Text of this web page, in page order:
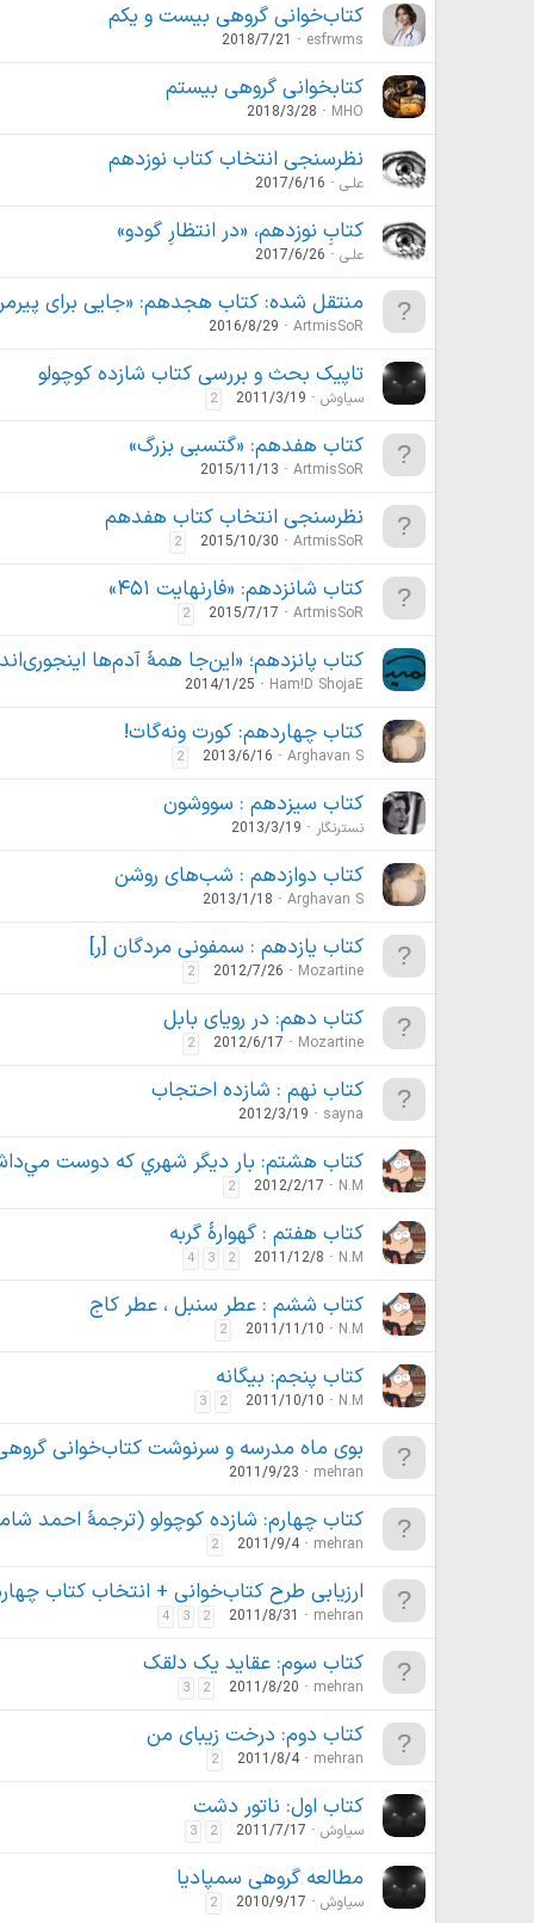
کتاب‌خوانی گروهی بیست و یکم
esfrwms
2018/7/21
کتابخوانی گروهی بیستم
MHO
2018/3/28
نظرسنجی انتخاب کتاب نوزدهم
علـی 2017/6/16
کتابِ نوزدهم، «در انتظارِ گودو»
علـی 2017/6/26
منتقل شده: کتاب هجدهم: «جایی برای
ArtmisSoR
2016/8/29
تاپیک بحث و بررسی کتاب شازده کوچولو
سیاوش 2011/3/19
2
کتاب هفدهم: «گتسبی بزرگ»
ArtmisSoR
2015/11/13
نظرسنجی انتخاب کتاب هفدهم
ArtmisSoR
2015/10/30
2
کتاب شانزدهم: «فارنهایت ۴۵۱»
ArtmisSoR
2015/7/17
2
کتاب پانزدهم؛ «این‌جا همۀ آدم‌ها
Ham!D ShojaE
2014/1/25
کتاب چهاردهم: کورت ونه‌گات!
Arghavan S
2013/6/16
2
کتاب سیزدهم : سووشون
نسترنگار 2013/3/19
کتاب دوازدهم : شب‌های روشن
Arghavan S
2013/1/18
کتاب یازدهم : سمفونی مردگان [ر]
Mozartine
2012/7/26
2
کتاب دهم: در رویای بابل
Mozartine
2012/6/17
2
کتاب نهم : شازده احتجاب
sayna
2012/3/19
كتاب هشتم: بار ديگر شهري كه دوست
N.M
2012/2/17
2
کتاب هفتم : گهوارهٔ گربه
N.M
2011/12/8
2
3
4
کتاب ششم : عطر سنبل ، عطر کاج
N.M
2011/11/10
2
کتاب پنجم: بیگانه
N.M
2011/10/10
2
3
بوی ماه مدرسه و سرنوشت کتاب‌خوانی
mehran
2011/9/23
کتاب چهارم: شازده کوچولو (ترجمهٔ احمد
mehran
2011/9/4
2
ارزیابی طرح کتاب‌خوانی + انتخاب کتاب
mehran
2011/8/31
2
3
4
کتاب سوم: عقاید یک دلقک
mehran
2011/8/20
2
3
کتاب دوم: درخت زیبای من
mehran
2011/8/4
2
کتاب اول: ناتور دشت
سیاوش 2011/7/17
2
3
مطالعه گروهی سمپادیا
سیاوش 2010/9/17
2